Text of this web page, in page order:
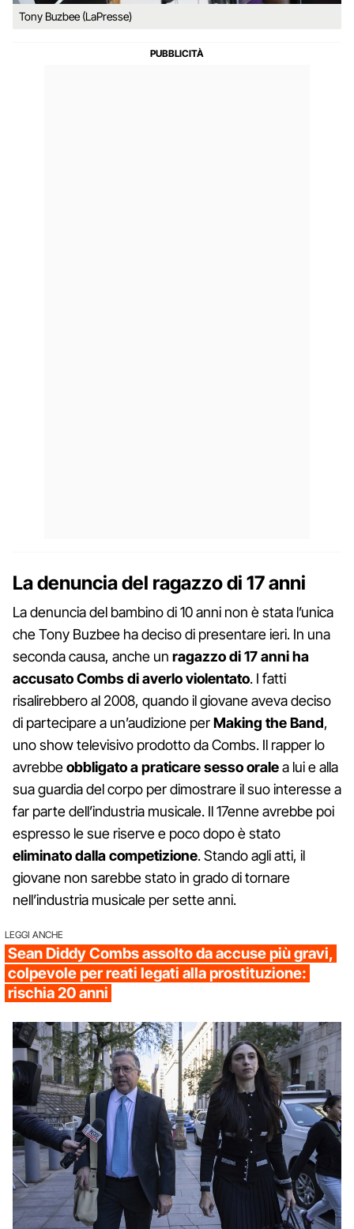
Tony Buzbee (LaPresse)
La denuncia del ragazzo di 17 anni
La denuncia del bambino di 10 anni non è stata l’unica
che Tony Buzbee ha deciso di presentare ieri. In una
seconda causa, anche un ragazzo di 17 anni ha
accusato Combs di averlo violentato. I fatti
risalirebbero al 2008, quando il giovane aveva deciso
di partecipare a un’audizione perMaking the Band,
uno show televisivo prodotto da Combs. Il rapper lo
avrebbeobbligato a praticare sesso oralea lui e alla
sua guardia del corpo per dimostrare il suo interesse a
far parte dell’industria musicale. Il 17enne avrebbe poi
espresso le sue riserve e poco dopo è stato
eliminato dalla competizione. Stando agli atti, il
giovane non sarebbe stato in grado di tornare
nell’industria musicale per sette anni.
LEGGI ANCHE
Sean Diddy Combs assolto da accuse più gravi,
colpevole per reati legati alla prostituzione:
rischia 20 anni